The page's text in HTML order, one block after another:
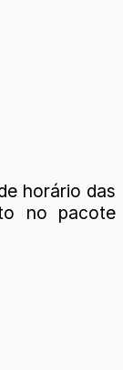
horário das
no pacote